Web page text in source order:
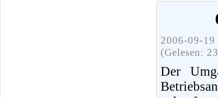
2006-09-
(Gelesen:
Der